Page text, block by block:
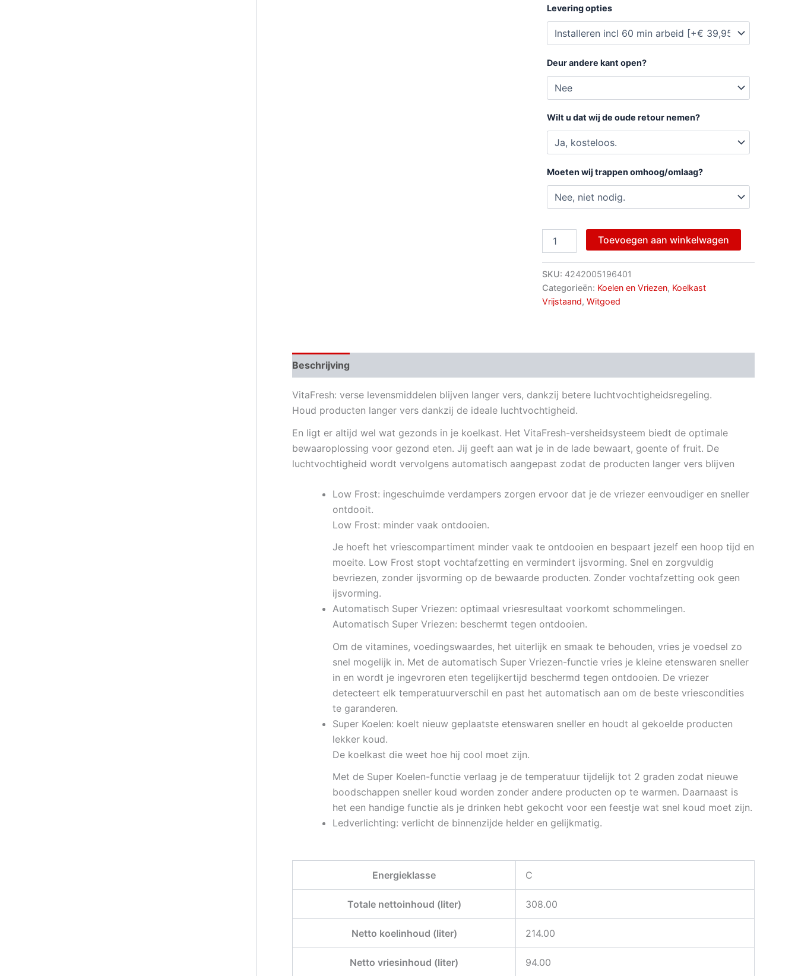
Levering opties
Deur andere kant open?
Wilt u dat wij de oude retour nemen?
Moeten wij trappen omhoog/omlaag?
Toevoegen aan winkelwagen
SKU: 4242005196401
Categorieën: Koelen en Vriezen, Koelkast
Vrijstaand, Witgoed
Beschrijving
VitaFresh: verse levensmiddelen blijven langer vers, dankzij betere luchtvochtigheidsregeling.
Houd producten langer vers dankzij de ideale luchtvochtigheid.
En ligt er altijd wel wat gezonds in je koelkast. Het VitaFresh-versheidsysteem biedt de optimale
bewaaroplossing voor gezond eten. Jij geeft aan wat je in de lade bewaart, goente of fruit. De
luchtvochtigheid wordt vervolgens automatisch aangepast zodat de producten langer vers blijven
Low Frost: ingeschuimde verdampers zorgen ervoor dat je de vriezer eenvoudiger en sneller
ontdooit.
Low Frost: minder vaak ontdooien.
Je hoeft het vriescompartiment minder vaak te ontdooien en bespaart jezelf een hoop tijd en
moeite. Low Frost stopt vochtafzetting en vermindert ijsvorming. Snel en zorgvuldig
bevriezen, zonder ijsvorming op de bewaarde producten. Zonder vochtafzetting ook geen
ijsvorming.
Automatisch Super Vriezen: optimaal vriesresultaat voorkomt schommelingen.
Automatisch Super Vriezen: beschermt tegen ontdooien.
Om de vitamines, voedingswaardes, het uiterlijk en smaak te behouden, vries je voedsel zo
snel mogelijk in. Met de automatisch Super Vriezen-functie vries je kleine etenswaren sneller
in en wordt je ingevroren eten tegelijkertijd beschermd tegen ontdooien. De vriezer
detecteert elk temperatuurverschil en past het automatisch aan om de beste vriescondities
te garanderen.
Super Koelen: koelt nieuw geplaatste etenswaren sneller en houdt al gekoelde producten
lekker koud.
De koelkast die weet hoe hij cool moet zijn.
Met de Super Koelen-functie verlaag je de temperatuur tijdelijk tot 2 graden zodat nieuwe
boodschappen sneller koud worden zonder andere producten op te warmen. Daarnaast is
het een handige functie als je drinken hebt gekocht voor een feestje wat snel koud moet zijn.
Ledverlichting: verlicht de binnenzijde helder en gelijkmatig.
Energieklasse C
Totale nettoinhoud (liter) 308.00
Netto koelinhoud (liter) 214.00
Netto vriesinhoud (liter) 94.00